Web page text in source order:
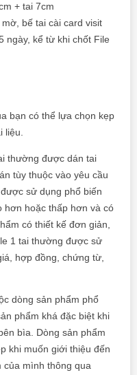
+ tai 7cm
bế tai cài card visit
ngày, kể từ khi chốt File
bạn có thể lựa chọn kẹp
liệu.
thường được dán tai
tùy thuộc vào yêu cầu
sử dụng phổ biến
hơn hoặc thấp hơn và có
có thiết kế đơn giản,
1 tai thường được sử
hợp đồng, chứng từ,
dòng sản phẩm phổ
phẩm khá đặc biệt khi
bìa. Dòng sản phẩm
khi muốn giới thiệu đến
của mình thông qua